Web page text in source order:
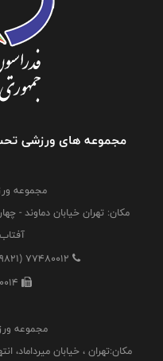
مجموعه های ورزشی
مجموعه
مکان: تهران خیابان دماوند -
77480012
مجموعه
مکان:تهران ، خیابان